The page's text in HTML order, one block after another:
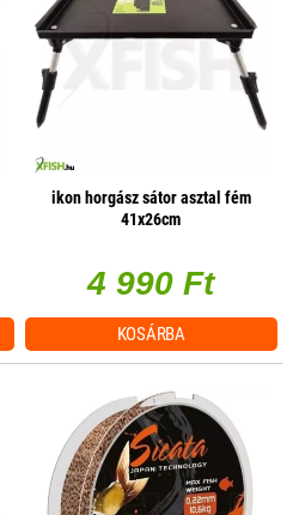
ikon horgász sátor asztal fém
41x26cm
4 990 Ft
KOSÁRBA